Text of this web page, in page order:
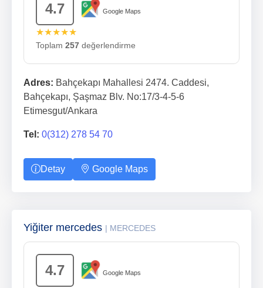
4.7 Google Maps
★★★★★
Toplam 257 değerlendirme
Adres: Bahçekapı Mahallesi 2474. Caddesi,
Bahçekapı, Şaşmaz Blv. No:17/3-4-5-6
Etimesgut/Ankara
Tel: 0(312) 278 54 70
Detay Google Maps
Yiğiter mercedes | MERCEDES
4.7 Google Maps